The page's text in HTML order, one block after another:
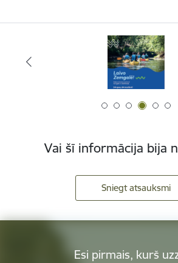
Vai šī informācija bija
Sniegt atsauksmi
Esi pirmais, kurš